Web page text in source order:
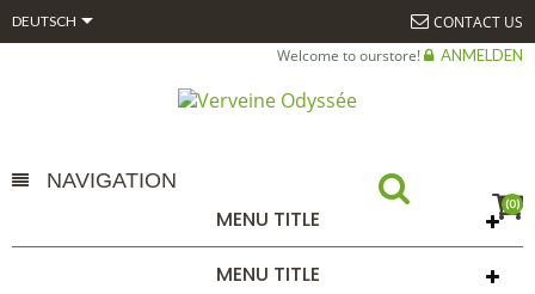
DEUTSCH
CONTACT US
Welcome to ourstore!
ANMELDEN
(0)
NAVIGATION
MENU TITLE
MENU TITLE
NOYER BG BIO* 50 ML
NOYER BG BIO* 50 ML